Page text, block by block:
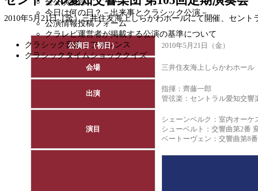
全公演記録
今日は何の日？－出来事とクラシック公演－
公演情報投稿フォーム
クラレビ運営者が掲載する公演の基準について
クラシック音楽リファレンス
クラシックタイムショッククイズ
2010年5月21日（金）三井住友海上しらかわホールにて開催、セン
公演日（初日） 2010年5月21日（金）
会場 三井住友海上しらかわホール
出演
指揮：齊藤一郎
管弦楽： セントラル愛知交響
演目
シェーンベルク：室内オーケ
シューベルト：交響曲第2番
ベートーヴェン：交響曲第8